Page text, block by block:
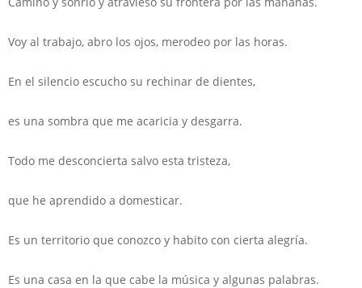
Voy al trabajo, abro los ojos, merodeo por las horas.
En el silencio escucho su rechinar de dientes,
es una sombra que me acaricia y desgarra.
Todo me desconcierta salvo esta tristeza,
que he aprendido a domesticar.
Es un territorio que conozco y habito con cierta alegría.
Es una casa en la que cabe la música y algunas palabras.